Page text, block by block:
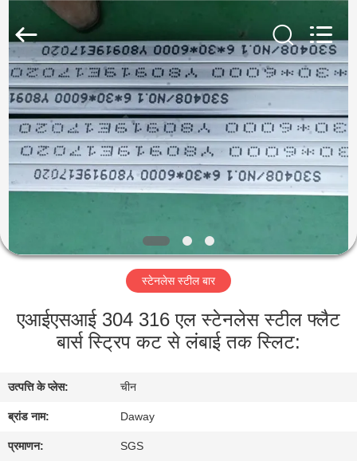
घर
उत्पादों
वीडियो
हमारे
बारे
कारखाना
गुणवत्ता
नियंत्रण
Co.,
Ltd.
Rights
Reserved.
स्टेनलेस स्टील बार
एआईएसआई 304 316 एल स्टेनलेस स्टील फ्लैट
बार्स स्ट्रिप कट से लंबाई तक स्लिट:
उत्पत्ति के प्लेस: चीन
ब्रांड नाम: Daway
प्रमाणन: SGS